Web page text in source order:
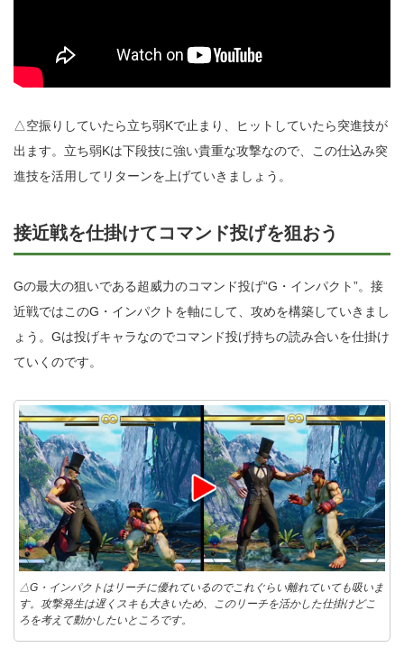
△空振りしていたら立ち弱Kで止まり、ヒットしていたら突進技が
出ます。立ち弱Kは下段技に強い貴重な攻撃なので、この仕込み突
進技を活用してリターンを上げていきましょう。
接近戦を仕掛けてコマンド投げを狙おう
Gの最大の狙いである超威力のコマンド投げ“G・インパクト”。接
近戦ではこのG・インパクトを軸にして、攻めを構築していきまし
ょう。Gは投げキャラなのでコマンド投げ持ちの読み合いを仕掛け
ていくのです。
△G・インパクトはリーチに優れているのでこれぐらい離れていても吸いま
す。攻撃発生は遅くスキも大きいため、このリーチを活かした仕掛けどこ
ろを考えて動かしたいところです。